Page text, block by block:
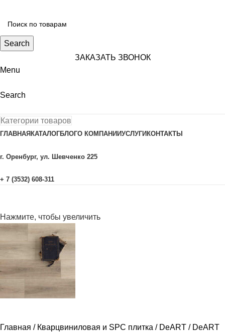
Search
ЗАКАЗАТЬ ЗВОНОК
Menu
Search
Категории товаров
ГЛАВНАЯ КАТАЛОГБЛОГО КОМПАНИИУСЛУГИ КОНТАКТЫ
г. Оренбург, ул. Шевченко 225
+ 7 (3532) 608-311
Нажмите, чтобы увеличить
Главная Кварцвиниловая и SPC плитка DeART
DeART